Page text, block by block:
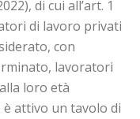
di cui all’art. 1
di lavoro privati
con
lavoratori
loro età
attivo un tavolo di